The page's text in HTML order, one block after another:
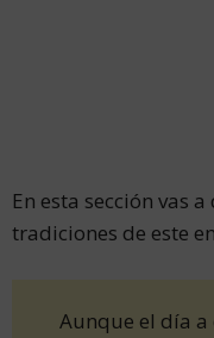
En esta sección vas
tradiciones de este
Aunque el día